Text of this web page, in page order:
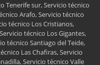
Tenerife sur, Servicio técnico
Arafo, Servicio técnico
técnico Los Cristianos,
técnico Los Gigantes,
técnico Santiago del Teide,
Las Chafiras, Servicio
Servicio técnico Valle